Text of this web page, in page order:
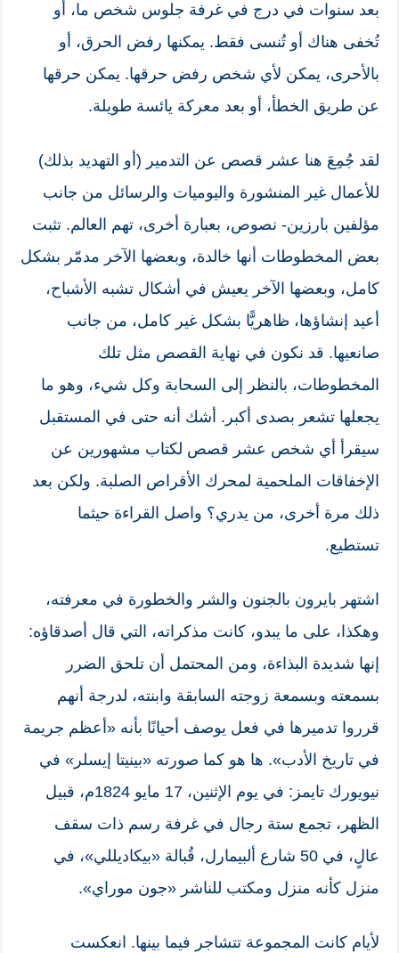
بعد سنوات في درج في غرفة جلوس شخص ما، أو
تُخفى هناك أو تُنسى فقط. يمكنها رفض الحرق، أو
بالأحرى، يمكن لأي شخص رفض حرقها. يمكن حرقها
عن طريق الخطأ، أو بعد معركة يائسة طويلة.
لقد جُمِعَ هنا عشر قصص عن التدمير (أو التهديد بذلك)
للأعمال غير المنشورة واليوميات والرسائل من جانب
مؤلفين بارزين- نصوص، بعبارة أخرى، تهم العالم. تثبت
بعض المخطوطات أنها خالدة، وبعضها الآخر مدمّر بشكل
كامل، وبعضها الآخر يعيش في أشكال تشبه الأشباح،
أعيد إنشاؤها، ظاهريًّا بشكل غير كامل، من جانب
صانعيها. قد نكون في نهاية القصص مثل تلك
المخطوطات، بالنظر إلى السحابة وكل شيء، وهو ما
يجعلها تشعر بصدى أكبر. أشك أنه حتى في المستقبل
سيقرأ أي شخص عشر قصص لكتاب مشهورين عن
الإخفاقات الملحمية لمحرك الأقراص الصلبة. ولكن بعد
ذلك مرة أخرى، من يدري؟ واصل القراءة حيثما
تستطيع.
اشتهر بايرون بالجنون والشر والخطورة في معرفته،
وهكذا، على ما يبدو، كانت مذكراته، التي قال أصدقاؤه:
إنها شديدة البذاءة، ومن المحتمل أن تلحق الضرر
بسمعته وبسمعة زوجته السابقة وابنته، لدرجة أنهم
قرروا تدميرها في فعل يوصف أحيانًا بأنه «أعظم جريمة
في تاريخ الأدب». ها هو كما صورته «بينيتا إيسلر» في
نيويورك تايمز: في يوم الإثنين، 17 مايو 1824م، قبيل
الظهر، تجمع ستة رجال في غرفة رسم ذات سقف
عالٍ، في 50 شارع ألبيمارل، قُبالة «بيكاديللي»، في
منزل كأنه منزل ومكتب للناشر «جون موراي».
لأيام كانت المجموعة تتشاجر فيما بينها. انعكست